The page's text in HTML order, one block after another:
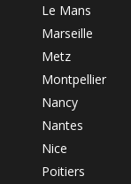
Le Mans
Marseille
Metz
Montpellier
Nancy
Nantes
Nice
Poitiers